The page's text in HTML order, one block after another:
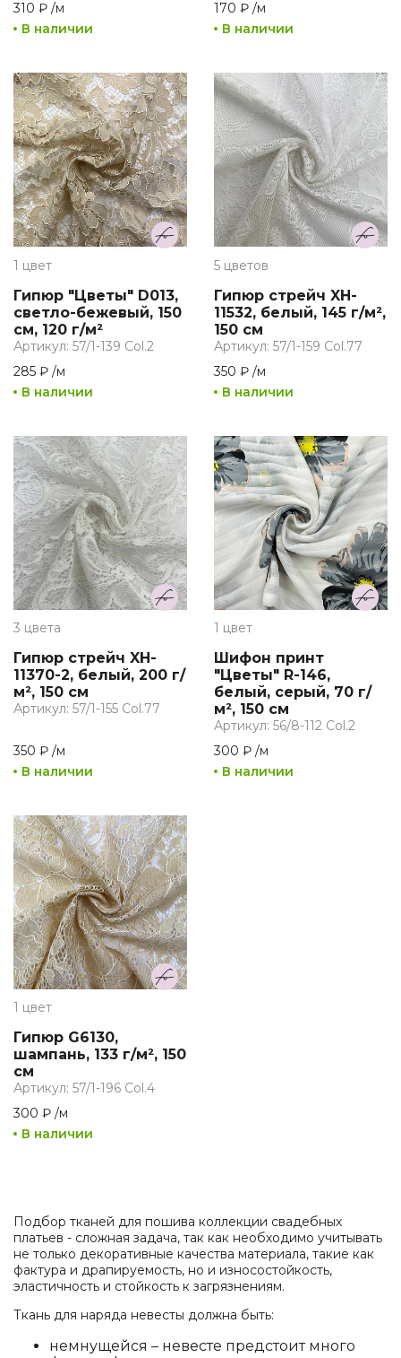
310 ₽ /м
В наличии
170 ₽ /м
В наличии
1 цвет
Гипюр "Цветы" D013,
светло-бежевый, 150
см, 120 г/м²
Артикул: 57/1-139 Col.2
285 ₽ /м
В наличии
5 цветов
Гипюр стрейч XH-
11532, белый, 145 г/м²,
150 см
Артикул: 57/1-159 Col.77
350 ₽ /м
В наличии
3 цвета
Гипюр стрейч XH-
11370-2, белый, 200 г/
м², 150 см
Артикул: 57/1-155 Col.77
350 ₽ /м
В наличии
1 цвет
Шифон принт
"Цветы" R-146,
белый, серый, 70 г/
м², 150 см
Артикул: 56/8-112 Col.2
300 ₽ /м
В наличии
1 цвет
Гипюр G6130,
шампань, 133 г/м², 150
см
Артикул: 57/1-196 Col.4
300 ₽ /м
В наличии
Подбор тканей для пошива коллекции свадебных
платьев - сложная задача, так как необходимо учитывать
не только декоративные качества материала, такие как
фактура и драпируемость, но и износостойкость,
эластичность и стойкость к загрязнениям.
Ткань для наряда невесты должна быть:
немнущейся – невесте предстоит много